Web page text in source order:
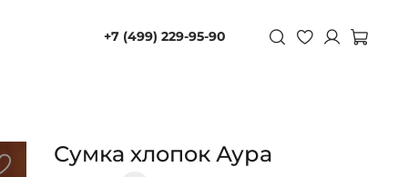
+7 (499) 229-95-90
Сумка хлопок Аура